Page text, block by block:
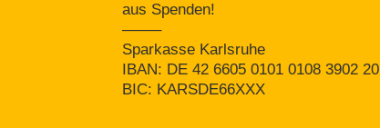
aus Spenden!
——–
Sparkasse Karlsruhe
IBAN: DE 42 6605 0101 0108 3902 20
BIC: KARSDE66XXX